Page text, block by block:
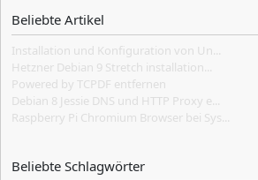
Beliebte Artikel
Installation und Konfiguration von Un...
Hetzner Debian 9 Stretch installation...
Powered by TCPDF entfernen
Debian 8 Jessie DNS und HTTP Proxy e...
Raspberry Pi Chromium Browser bei Sys...
Beliebte Schlagwörter